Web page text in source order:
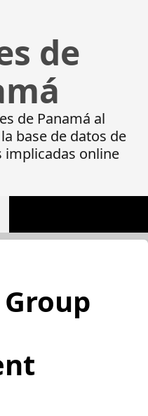
de
de Panamá al
base de datos de
implicadas online